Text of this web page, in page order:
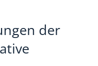
der